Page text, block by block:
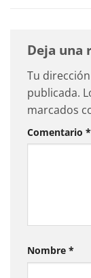
Deja una
Tu
publicada.
marcados
Comentario *
Nombre *